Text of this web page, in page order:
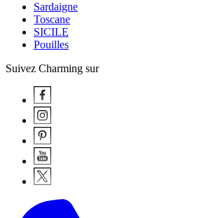
Sardaigne
Toscane
SICILE
Pouilles
Suivez Charming sur